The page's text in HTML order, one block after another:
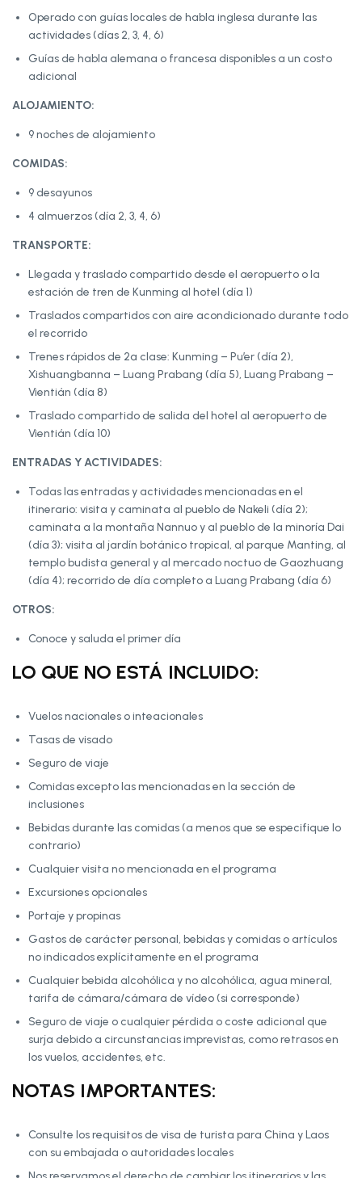
Operado con guías locales de habla inglesa durante las
actividades (días 2, 3, 4, 6)
Guías de habla alemana o francesa disponibles a un costo
adicional
ALOJAMIENTO:
9 noches de alojamiento
COMIDAS:
9 desayunos
4 almuerzos (día 2, 3, 4, 6)
TRANSPORTE:
Llegada y traslado compartido desde el aeropuerto o la
estación de tren de Kunming al hotel (día 1)
Traslados compartidos con aire acondicionado durante todo
el recorrido
Trenes rápidos de 2ª clase: Kunming – Pu’er (día 2),
Xishuangbanna – Luang Prabang (día 5), Luang Prabang –
Vientián (día 8)
Traslado compartido de salida del hotel al aeropuerto de
Vientián (día 10)
ENTRADAS Y ACTIVIDADES:
Todas las entradas y actividades mencionadas en el
itinerario: visita y caminata al pueblo de Nakeli (día 2);
caminata a la montaña Nannuo y al pueblo de la minoría Dai
(día 3); visita al jardín botánico tropical, al parque Manting, al
templo budista general y al mercado noctuo de Gaozhuang
(día 4); recorrido de día completo a Luang Prabang (día 6)
OTROS:
Conoce y saluda el primer día
LO QUE NO ESTÁ INCLUIDO:
Vuelos nacionales o inteacionales
Tasas de visado
Seguro de viaje
Comidas excepto las mencionadas en la sección de
inclusiones
Bebidas durante las comidas (a menos que se especifique lo
contrario)
Cualquier visita no mencionada en el programa
Excursiones opcionales
Portaje y propinas
Gastos de carácter personal, bebidas y comidas o artículos
no indicados explícitamente en el programa
Cualquier bebida alcohólica y no alcohólica, agua mineral,
tarifa de cámara/cámara de vídeo (si corresponde)
Seguro de viaje o cualquier pérdida o coste adicional que
surja debido a circunstancias imprevistas, como retrasos en
los vuelos, accidentes, etc.
NOTAS IMPORTANTES:
Consulte los requisitos de visa de turista para China y Laos
con su embajada o autoridades locales